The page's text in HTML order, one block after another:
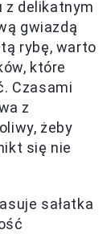
z delikatnym
gwiazdą
rybę, warto
które
Czasami
z
żeby
się nie
sałatka